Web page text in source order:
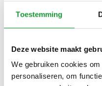
Toestemming
Deze website maakt
We gebruiken cookies
personaliseren, om
Bekijk alle 2maten